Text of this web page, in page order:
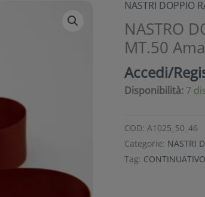
NASTRI DOPPIO
NASTRO
MT.50
Accedi/
Disponibilità: 7
COD: A1025_50_46
Categorie: NASTRI
Tag: CONTINUATIVO